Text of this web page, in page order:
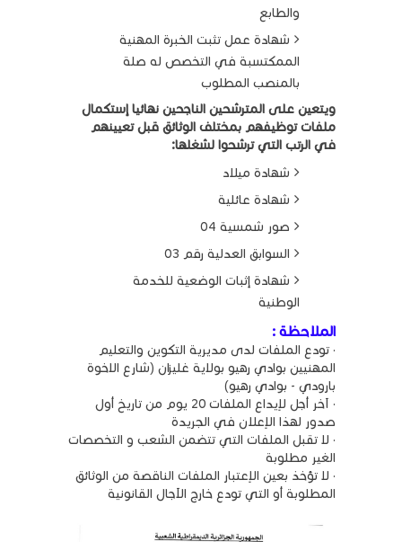
والطابع
شهادة عمل تثبت الخبرة المهنية
الممكتسبة في التخصص له صلة
بالمنصب المطلوب
ويتعين على المترشحين الناجحين نهائيا إستكمال
ملفات توظيفهم بمختلف الوثائق قبل تعيينهم
في الرتب التي ترشحوا لشغلها:
شهادة ميلاد
شهادة عائلية
صور شمسية 04
السوابق العدلية رقم 03
شهادة إثبات الوضعية للخدمة
الوطنية
الملاحظة :
· تودع الملفات لدى مديرية التكوين والتعليم
المهنيين بوادي رهيو بولاية غليزان (شارع الاخوة
بارودي - بوادي رهيو)
· آخر أجل لإيداع الملفات 20 يوم من تاريخ أول
صدور لهذا الإعلان في الجريدة
· لا تقبل الملفات التي تتضمن الشعب و التخصصات
الغير مطلوبة
· لا تؤخذ بعين الإعتبار الملفات الناقصة من الوثائق
المطلوبة أو التي تودع خارج الآجال القانونية